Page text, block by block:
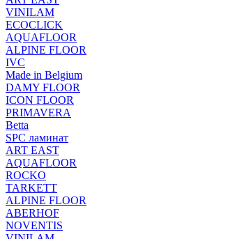
VINILAM
ECOCLICK
AQUAFLOOR
ALPINE FLOOR
IVC
Made in Belgium
DAMY FLOOR
ICON FLOOR
PRIMAVERA
Betta
SPC ламинат
ART EAST
AQUAFLOOR
ROCKO
TARKETT
ALPINE FLOOR
ABERHOF
NOVENTIS